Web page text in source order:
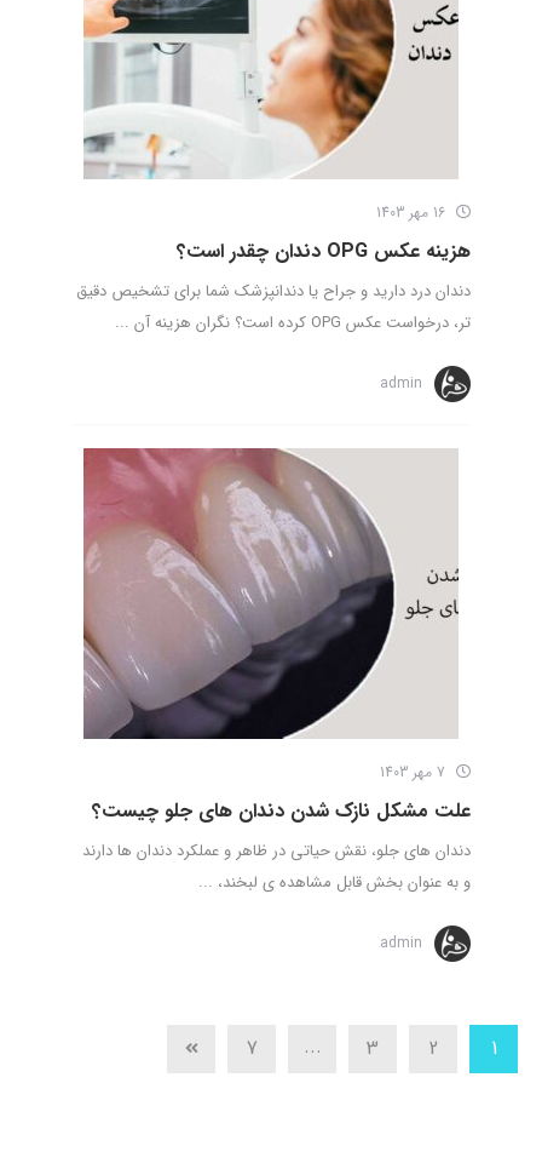
هزینه عکس OPG دندان چقدر است؟
دندان درد دارید و جراح یا دندانپزشک شما برای تشخیص دقیق
تر، درخواست عکس OPG کرده است؟ نگران هزینه آن ...
admin
علت مشکل نازک شدن دندان های جلو چیست؟
دندان های جلو، نقش حیاتی در ظاهر و عملکرد دندان ها دارند
و به عنوان بخش قابل مشاهده ی لبخند، ...
admin
1
2
3
...
7